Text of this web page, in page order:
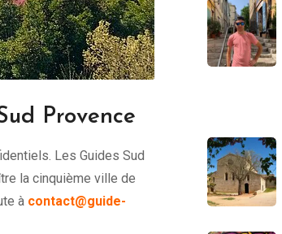
Provence
Les Guides Sud
la cinquième ville de
à contact@guide-